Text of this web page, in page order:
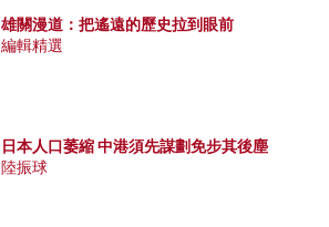
雄關漫道：把遙遠的歷史拉到眼前
編輯精選
日本人口萎縮 中港須先謀劃免步其後塵
陸振球